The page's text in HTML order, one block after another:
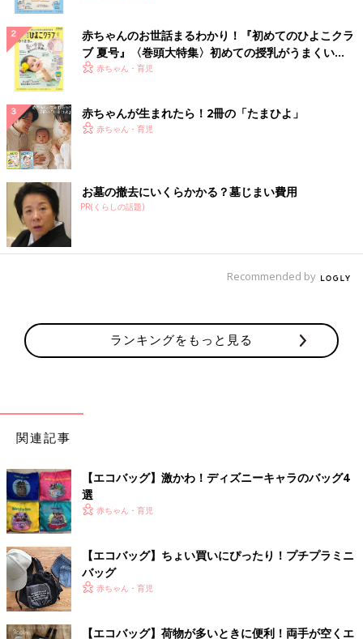
赤ちゃんのお世話まるわかり！『初めてのひよこクラ
ブ 夏号』〈巻頭大特集〉初めての授乳がうまくい
く！ おっぱい・ミルクの基本と夏のトラブル 解決テ
赤ちゃん・育児
赤ちゃんが生まれたら！2冊の「たまひよ」
赤ちゃん・育児
お墓の撤去にいくらかかる？墓じまい費用
PR(くらしの話題)
Recommended by
ランキングをもっと見る
関連記事
【エコバッグ】激かわ！ディズニーキャラのバッグ4
選
赤ちゃん・育児
【エコバッグ】ちょい買いにぴったり！プチプラミニ
バッグ
赤ちゃん・育児
【エコバッグ】荷物が多いときに便利！両手が空くエ